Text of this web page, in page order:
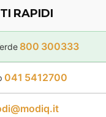
RAPIDI
800 300333
041 5412700